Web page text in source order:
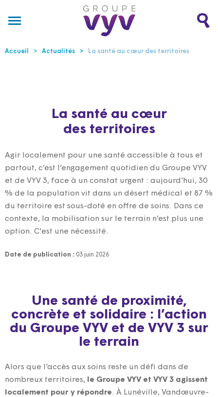
Accueil Actualités La santé au cœur des territoires
La santé au cœur
des territoires
Agir localement pour une santé accessible à tous et
partout, c’est l’engagement quotidien du Groupe VYV
et de VYV 3, face à un constat urgent : aujourd'hui, 30
% de la population vit dans un désert médical et 87 %
du territoire est sous-doté en offre de soins. Dans ce
contexte, la mobilisation sur le terrain n’est plus une
option. C'est une nécessité.
Date de publication : 03 juin 2026
Une santé de proximité,
concrète et solidaire : l’action
du Groupe VYV et de VYV 3 sur
le terrain
Alors que l’accès aux soins reste un défi dans de
nombreux territoires, le Groupe VYV et VYV 3 agissent
localement pour y répondre. À Lunéville, Vandœuvre-